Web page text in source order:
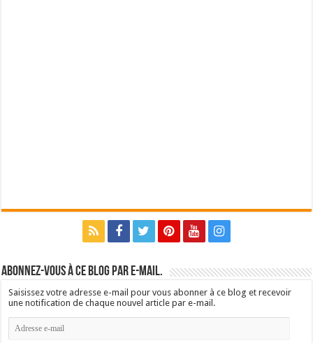
Abonnez-vous à ce blog par e-mail.
Saisissez votre adresse e-mail pour vous abonner à ce blog et recevoir
une notification de chaque nouvel article par e-mail.
Adresse
e-